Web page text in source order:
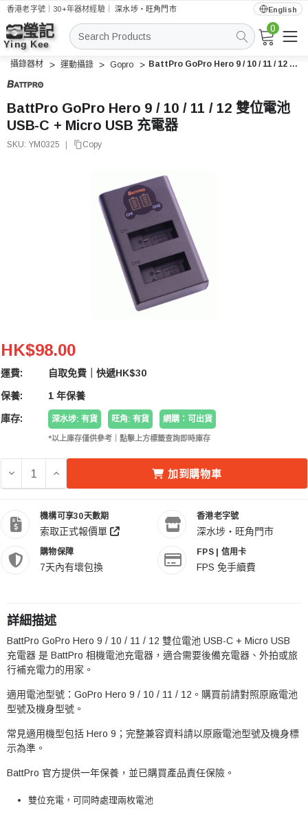
香港老字號｜30+年器材經驗｜深水埗・旺角門市 English
搜
索
0
攝錄器材 運動攝錄 Gopro BattPro GoPro Hero 9 / 10 / 11 / 12 雙位電池 USB-C + Micro USB 充電器
BattPro GoPro Hero 9 / 10 / 11 / 12 雙位電池
USB-C + Micro USB 充電器
SKU: YM0325 Copy
BattPro GoPro Hero 9 / 10 / 11 / 12 雙位電池 USB-C
HK$98.00
運費: 自取免費｜快遞HK$30
保養: 1 年保養
庫存: 深水埗: 有貨 旺角: 有貨 網購：可出貨
*以上庫存僅供參考｜點擊上方標籤查詢即時庫存
減少 BATTPRO GOPRO HERO 9 / 10 / 11 / 12 雙位電池
增加 BATTPRO GOPRO HERO 9 / 10 / 11 / 12 雙
加到購物車
機構可享30天數期
索取正式報價單
香港老字號
深水埗・旺角門市
購物保障
7天內有壞包換
FPS | 信用卡
FPS 免手續費
詳細描述
BattPro GoPro Hero 9 / 10 / 11 / 12 雙位電池 USB-C + Micro USB
充電器 是 BattPro 相機電池充電器，適合需要後備充電器、外拍或旅
行補充電力的用家。
適用電池型號：GoPro Hero 9 / 10 / 11 / 12。購買前請對照原廠電池
型號及機身型號。
常見適用機型包括 Hero 9；完整兼容資料請以原廠電池型號及機身標
示為準。
BattPro 官方提供一年保養，並已購買產品責任保險。
雙位充電，可同時處理兩枚電池